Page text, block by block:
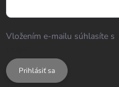
Vložením e-mailu súhlasíte s
Prihlásiť sa